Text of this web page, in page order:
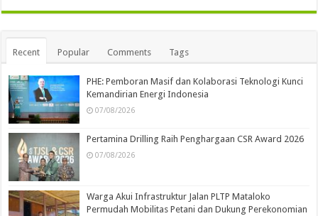
Recent Popular Comments Tags
PHE: Pemboran Masif dan Kolaborasi Teknologi Kunci
Kemandirian Energi Indonesia
07/08/2026
Pertamina Drilling Raih Penghargaan CSR Award 2026
07/08/2026
Warga Akui Infrastruktur Jalan PLTP Mataloko
Permudah Mobilitas Petani dan Dukung Perekonomian